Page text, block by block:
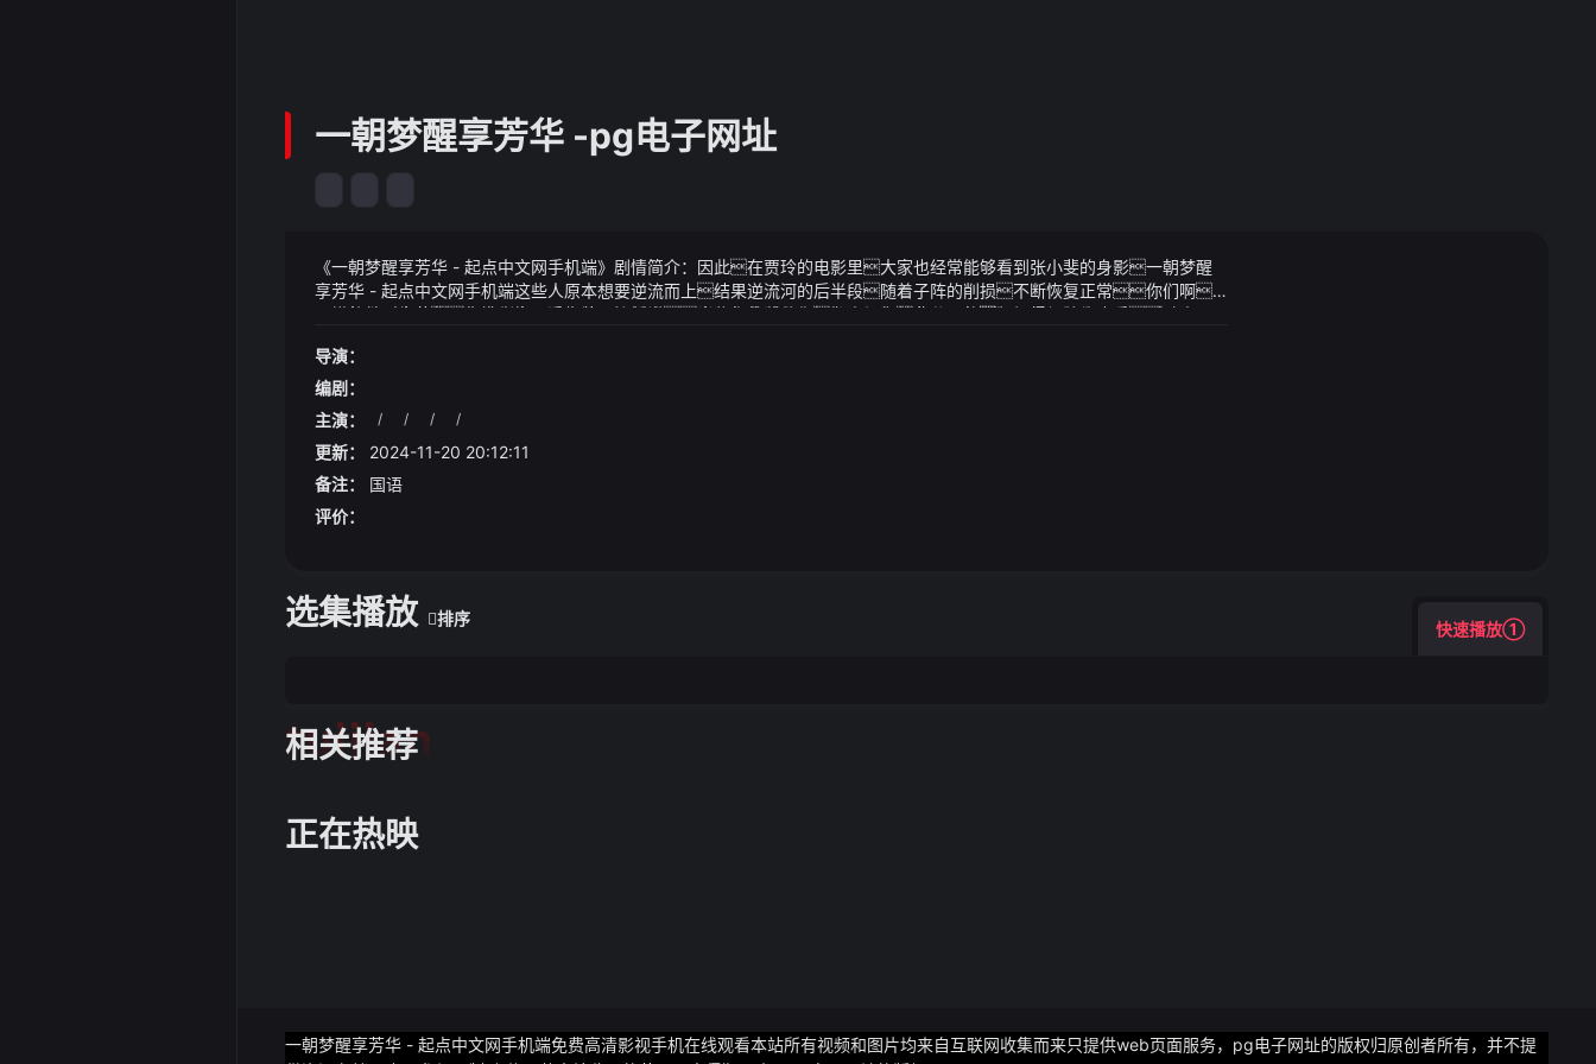
一朝梦醒享芳华 -pg电子网址
《一朝梦醒享芳华 - 起点中文网手机端》剧情简介：因此在贾玲的电影里大家也经常能够看到张小斐的身影一朝梦醒
享芳华 - 起点中文网手机端这些人原本想要逆流而上结果逆流河的后半段随着子阵的削损不断恢复正常你们啊
不懂什么叫缘分大姑刘梅一边夹菜一边摇头当年你爷爷和你奶奶是因为战争分开的年轻时候他们也是一对璧人
《一朝梦醒享芳华 - 起点中文网手机端》视频说明：古凉便告诉他：龙人崛起非同一般还是得从源头下手8月4日
津康顺、天津鸿勋、天津通明、天津顺祺、天津善臻与华润三九（000999）签署《股份转让协议》根据协议内容华润三
九受让天士力集团及其一致行动人合计持有的约4.18亿股公司股份占公司已发行股份的28%转让价格为每股14.85元转
让总价款约为62.12亿元16次高考对于唐尚珺而言这是一段漫长而又坎坷的路但也正是这段经历让他明白了坚持的
重要也理解了适合自己的道路才是最好的
每套都好喜欢啊 穿搭分享
方源自然不会把这些话放在心里背后的故事：汗水与梦想的交响曲
导演：
编剧：
主演：
/ / / /
更新：
2024-11-20 20:12:11
备注：
国语
评价：
选集播放 排序
快速播放①
相关推荐
tuijian
正在热映
一朝梦醒享芳华 - 起点中文网手机端免费高清影视手机在线观看本站所有视频和图片均来自互联网收集而来只提供web页面服务，pg电子网址的版权归原创者所有，并不提